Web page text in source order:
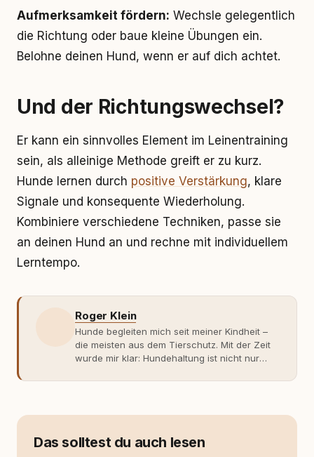
Aufmerksamkeit fördern: Wechsle gelegentlich
die Richtung oder baue kleine Übungen ein.
Belohne deinen Hund, wenn er auf dich achtet.
Und der Richtungswechsel?
Er kann ein sinnvolles Element im Leinentraining
sein, als alleinige Methode greift er zu kurz.
Hunde lernen durch positive Verstärkung, klare
Signale und konsequente Wiederholung.
Kombiniere verschiedene Techniken, passe sie
an deinen Hund an und rechne mit individuellem
Lerntempo.
Roger Klein
Hunde begleiten mich seit meiner Kindheit –
die meisten aus dem Tierschutz. Mit der Zeit
wurde mir klar: Hundehaltung ist nicht nur
Fachwissen. Der Wendepunkt kam mit meinem
moderner Hundeerziehung
Das solltest du auch lesen